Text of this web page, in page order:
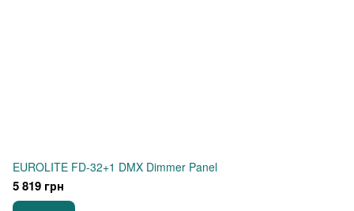
EUROLITE FD-32+1 DMX Dimmer Panel
5 819 грн